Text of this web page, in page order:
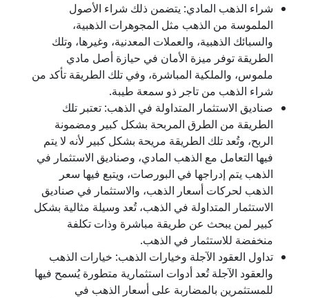
شراء الذهب المادي: يتضمن ذلك شراء الأصول
الملموسة من الذهب مثل المجوهرات الذهبية،
والسبائك الذهبية، والعملات المعدنية، وغيرها، وتلك
الطريقة توفر ميزة الأمان في حيازة أصل مادي
ملموس، والملكية المباشرة، وفي تلك الطريقة تأكد من
شراء الذهب من تاجر ذو سمعة طيبة.
صناديق الاستثمار المتداولة في الذهب: تعتبر تلك
الطريقة من الطرق المربحة بشكل كبير ومضمونة
الربح، وتُعد تلك الطريقة مريحة بشكل كبير لأنه لا يتم
فيها التعامل مع الذهب المادي، وصناديق الاستثمار في
الذهب يتم إدراجها في البورصات، ويتبع فيها سعر
الذهب لحركات أسعار الذهب، والاستثمار في صناديق
الاستثمار المتداولة في الذهب، تُعد وسيلة مثالية بشكل
كبير لمن يبحث عن طريقة مباشرة وذات تكلفة
منخفضة للاستثمار في الذهب.
تداول العقود الآجلة وخيارات الذهب: خيارات الذهب
والعقود الآجلة تُعد أدوات استثمارية متطورة يُسمح فيها
للمستثمرين بالمضاربة على أسعار الذهب في